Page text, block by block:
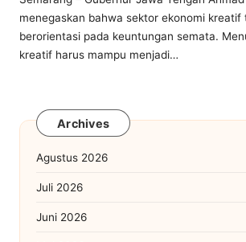
menegaskan bahwa sektor ekonomi kreatif
berorientasi pada keuntungan semata.
kreatif harus mampu menjadi…
Archives
Agustus 2026
Juli 2026
Juni 2026